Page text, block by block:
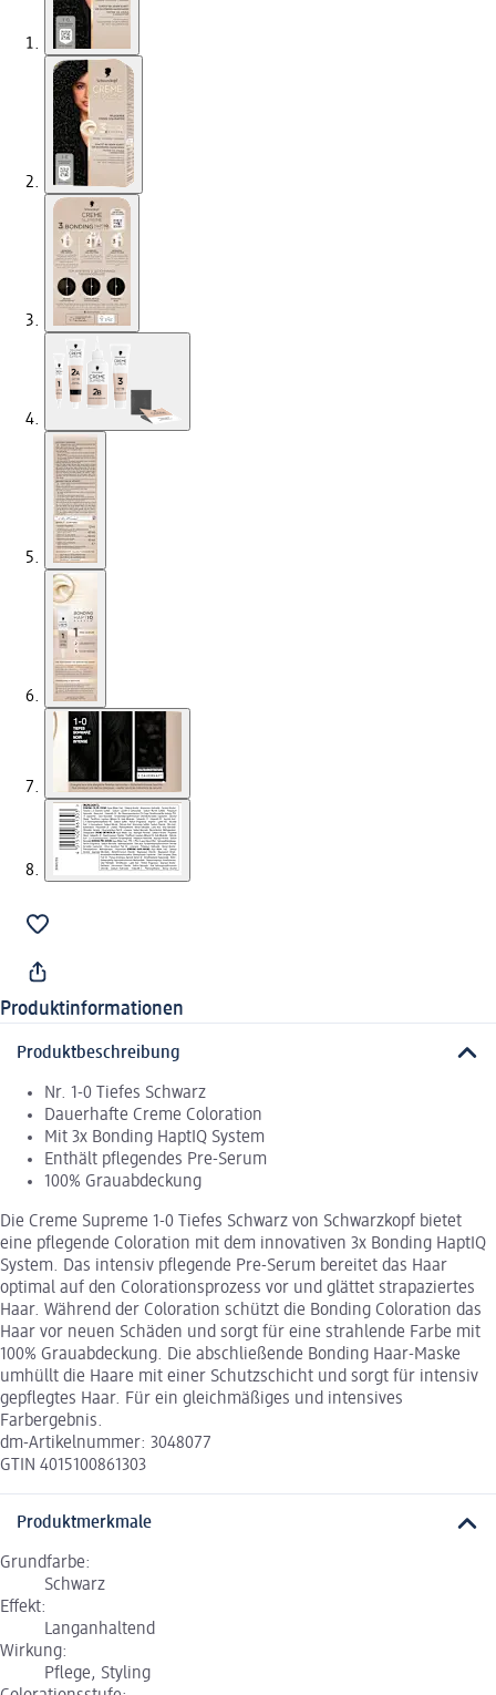
Produktinformationen
Produktbeschreibung
Nr. 1-0 Tiefes Schwarz
Dauerhafte Creme Coloration
Mit 3x Bonding HaptIQ System
Enthält pflegendes Pre-Serum
100% Grauabdeckung
Die Creme Supreme 1-0 Tiefes Schwarz von Schwarzkopf bietet
eine pflegende Coloration mit dem innovativen 3x Bonding HaptIQ
System. Das intensiv pflegende Pre-Serum bereitet das Haar
optimal auf den Colorationsprozess vor und glättet strapaziertes
Haar. Während der Coloration schützt die Bonding Coloration das
Haar vor neuen Schäden und sorgt für eine strahlende Farbe mit
100% Grauabdeckung. Die abschließende Bonding Haar-Maske
umhüllt die Haare mit einer Schutzschicht und sorgt für intensiv
gepflegtes Haar. Für ein gleichmäßiges und intensives
Farbergebnis.
dm-Artikelnummer: 3048077
GTIN 4015100861303
Produktmerkmale
Grundfarbe:
Schwarz
Effekt:
Langanhaltend
Wirkung:
Pflege, Styling